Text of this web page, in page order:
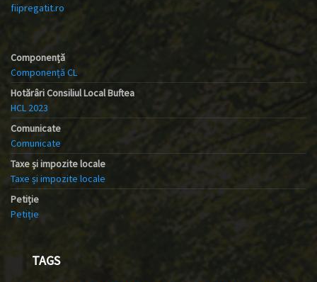
fiipregatit.ro
Componență
Componență CL
Hotărâri Consiliul Local Buftea
HCL 2023
Comunicate
Comunicate
Taxe și impozite locale
Taxe și impozite locale
Petiție
Petiție
TAGS